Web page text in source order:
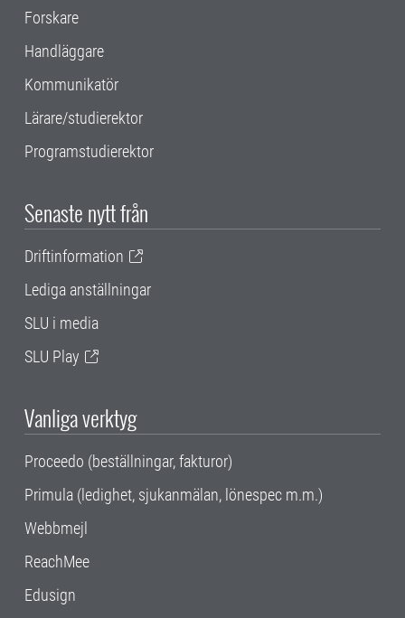
Forskare
Handläggare
Kommunikatör
Lärare/studierektor
Programstudierektor
Senaste nytt från
Driftinformation
Lediga anställningar
SLU i media
SLU Play
Vanliga verktyg
Proceedo (beställningar, fakturor)
Primula (ledighet, sjukanmälan, lönespec m.m.)
Webbmejl
ReachMee
Edusign